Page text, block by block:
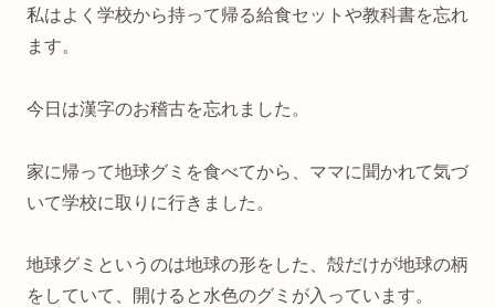
私はよく学校から持って帰る給食セットや教科書を忘れ
ます。
今日は漢字のお稽古を忘れました。
家に帰って地球グミを食べてから、ママに聞かれて気づ
いて学校に取りに行きました。
地球グミというのは地球の形をした、殻だけが地球の柄
をしていて、開けると水色のグミが入っています。